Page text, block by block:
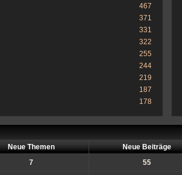
467
371
331
322
255
244
219
187
178
Neue Themen Neue Beiträge
7 55